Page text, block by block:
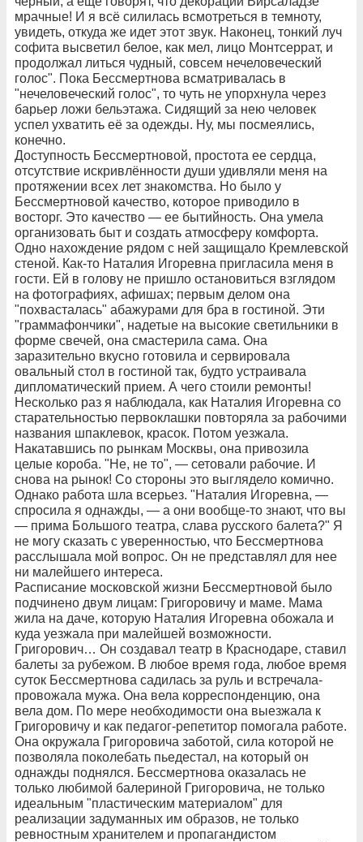
мрачные! И я всё силилась всмотреться в темноту,
увидеть, откуда же идет этот звук. Наконец, тонкий луч
софита высветил белое, как мел, лицо Монтсеррат, и
продолжал литься чудный, совсем нечеловеческий
голос". Пока Бессмертнова всматривалась в
"нечеловеческий голос", то чуть не упорхнула через
барьер ложи бельэтажа. Сидящий за нею человек
успел ухватить её за одежды. Ну, мы посмеялись,
конечно.
Доступность Бессмертновой, простота ее сердца,
отсутствие искривлённости души удивляли меня на
протяжении всех лет знакомства. Но было у
Бессмертновой качество, которое приводило в
восторг. Это качество — ее бытийность. Она умела
организовать быт и создать атмосферу комфорта.
Одно нахождение рядом с ней защищало Кремлевской
стеной. Как-то Наталия Игоревна пригласила меня в
гости. Ей в голову не пришло остановиться взглядом
на фотографиях, афишах; первым делом она
"похвасталась" абажурами для бра в гостиной. Эти
"граммафончики", надетые на высокие светильники в
форме свечей, она смастерила сама. Она
заразительно вкусно готовила и сервировала
овальный стол в гостиной так, будто устраивала
дипломатический прием. А чего стоили ремонты!
Несколько раз я наблюдала, как Наталия Игоревна со
старательностью первоклашки повторяла за рабочими
названия шпаклевок, красок. Потом уезжала.
Накатавшись по рынкам Москвы, она привозила
целые короба. "Не, не то", — сетовали рабочие. И
снова на рынок! Со стороны это выглядело комично.
Однако работа шла всерьез. "Наталия Игоревна, —
спросила я однажды, — а они вообще-то знают, что вы
— прима Большого театра, слава русского балета?" Я
не могу сказать с уверенностью, что Бессмертнова
расслышала мой вопрос. Он не представлял для нее
ни малейшего интереса.
Расписание московской жизни Бессмертновой было
подчинено двум лицам: Григоровичу и маме. Мама
жила на даче, которую Наталия Игоревна обожала и
куда уезжала при малейшей возможности.
Григорович… Он создавал театр в Краснодаре, ставил
балеты за рубежом. В любое время года, любое время
суток Бессмертнова садилась за руль и встречала-
провожала мужа. Она вела корреспонденцию, она
вела дом. По мере необходимости она выезжала к
Григоровичу и как педагог-репетитор помогала работе.
Она окружала Григоровича заботой, сила которой не
позволяла поколебать пьедестал, на который он
однажды поднялся. Бессмертнова оказалась не
только любимой балериной Григоровича, не только
идеальным "пластическим материалом" для
реализации задуманных им образов, не только
ревностным хранителем и пропагандистом